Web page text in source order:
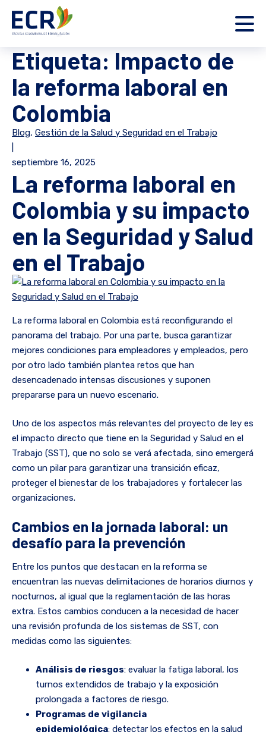
Etiqueta: Impacto de
la reforma laboral en
Colombia
Blog, Gestión de la Salud y Seguridad en el Trabajo
septiembre 16, 2025
La reforma laboral en
Colombia y su impacto
en la Seguridad y Salud
en el Trabajo
La reforma laboral en Colombia está reconfigurando el
panorama del trabajo. Por una parte, busca garantizar
mejores condiciones para empleadores y empleados, pero
por otro lado también plantea retos que han
desencadenado intensas discusiones y suponen
prepararse para un nuevo escenario.
Uno de los aspectos más relevantes del proyecto de ley es
el impacto directo que tiene en la Seguridad y Salud en el
Trabajo (SST), que no solo se verá afectada, sino emergerá
como un pilar para garantizar una transición eficaz,
proteger el bienestar de los trabajadores y fortalecer las
organizaciones.
Cambios en la jornada laboral: un
desafío para la prevención
Entre los puntos que destacan en la reforma se
encuentran las nuevas delimitaciones de horarios diurnos y
nocturnos, al igual que la reglamentación de las horas
extra. Estos cambios conducen a la necesidad de hacer
una revisión profunda de los sistemas de SST, con
medidas como las siguientes:
Análisis de riesgos: evaluar la fatiga laboral, los
turnos extendidos de trabajo y la exposición
prolongada a factores de riesgo.
Programas de vigilancia
epidemiológica: detectar los efectos en la salud